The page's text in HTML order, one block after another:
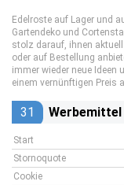
Edelroste auf Lager und
Gartendeko und
stolz darauf, ihnen
oder auf Bestellung
immer wieder neue Ideen
einem vernünftigen Preis
31 Werbemittel
Start
Stornoquote
Cookie